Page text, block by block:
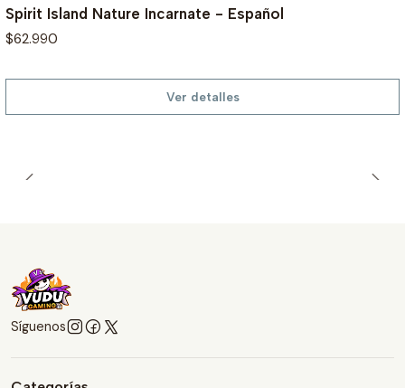
Spirit Island Nature Incarnate - Español
$62.990
Ver detalles
Síguenos